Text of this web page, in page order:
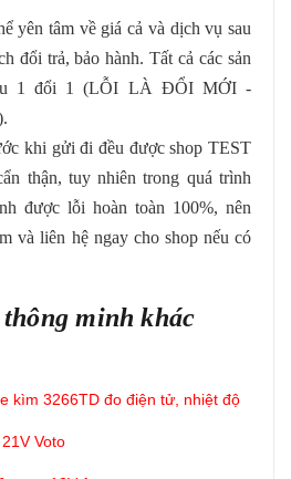
yên tâm về giá cả và dịch vụ sau
đổi trả, bảo hành. Tất cả các sản
1 đổi 1 (LỖI LÀ ĐỔI MỚI -
khi gửi đi đều được shop TEST
thận, tuy nhiên trong quá trình
được lỗi hoàn toàn 100%, nên
và liên hệ ngay cho shop nếu có
minh khác
kìm 3266TD đo điện tử, nhiệt độ
Voto